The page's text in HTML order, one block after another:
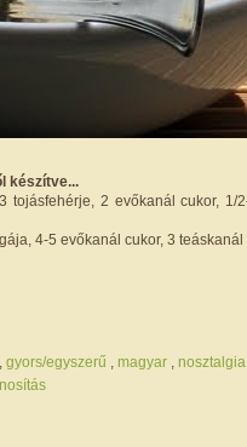
készítve...
tojásfehérje, 2 evőkanál cukor, 1/
4-5 evőkanál cukor, 3
gyors/egyszerű magyar nosztalgia